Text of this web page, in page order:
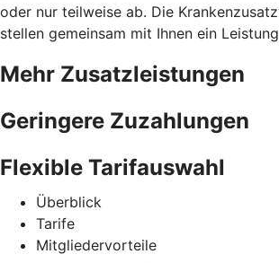
oder nur teilweise ab. Die
stellen gemeinsam mit Ihnen ein
Mehr Zusatzleistungen
Geringere Zuzahlungen
Flexible Tarifauswahl
Überblick
Tarife
Mitgliedervorteile